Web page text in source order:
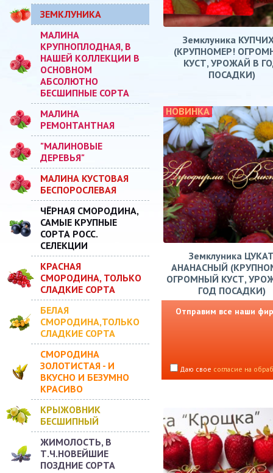
ЗЕМКЛУНИКА
МАЛИНА
КРУПНОПЛОДНАЯ, В
НАШЕЙ КОЛЛЕКЦИИ В
ОСНОВНОМ
АБСОЛЮТНО
БЕСШИПНЫЕ СОРТА
МАЛИНА
РЕМОНТАНТНАЯ
"МАЛИНОВЫЕ
ДЕРЕВЬЯ"
МАЛИНА КУСТОВАЯ
БЕСПОРОСЛЕВАЯ
ЧЁРНАЯ СМОРОДИНА,
САМЫЕ КРУПНЫЕ
СОРТА РОСС.
СЕЛЕКЦИИ
КРАСНАЯ
СМОРОДИНА, ТОЛЬКО
СЛАДКИЕ СОРТА
БЕЛАЯ
СМОРОДИНА,ТОЛЬКО
СЛАДКИЕ СОРТА
СМОРОДИНА
ЗОЛОТИСТАЯ - И
ВКУСНО И БЕЗУМНО
КРАСИВО
КРЫЖОВНИК
БЕСШИПНЫЙ
ЖИМОЛОСТЬ, В
Т.Ч.НОВЕЙШИЕ
ПОЗДНИЕ СОРТА
Земклуника
(КРУПНОМЕР!
КУСТ, УРОЖАЙ В
ПОСАДКИ)
НОВИНКА
Земклуника
АНАНАСНЫЙ
ОГРОМНЫЙ КУСТ,
ГОД ПОСАДКИ)
Отправим все наши
Даю свое согласие на